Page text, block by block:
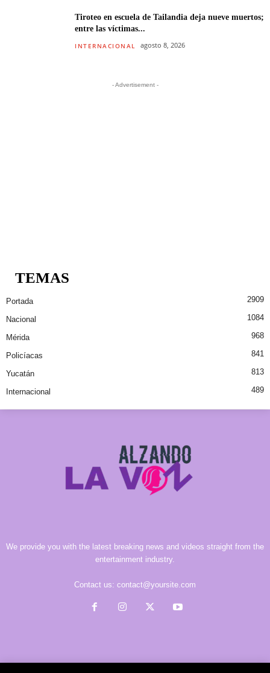
Tiroteo en escuela de Tailandia deja nueve muertos;
entre las víctimas...
INTERNACIONAL agosto 8, 2026
- Advertisement -
TEMAS
Portada 2909
Nacional 1084
Mérida 968
Policíacas 841
Yucatán 813
Internacional 489
We provide you with the latest breaking news and videos straight from the
entertainment industry.
Contact us: contact@yoursite.com